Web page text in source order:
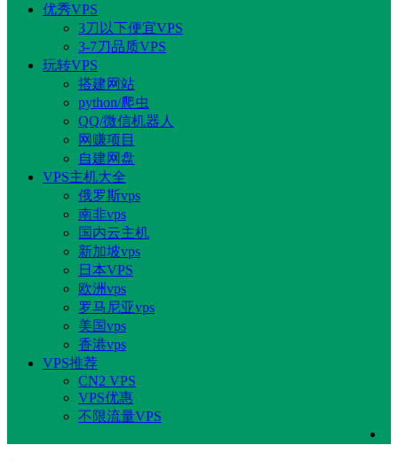
优秀VPS
3刀以下便宜VPS
3-7刀品质VPS
玩转VPS
搭建网站
python/爬虫
QQ/微信机器人
网赚项目
自建网盘
VPS主机大全
俄罗斯vps
南非vps
国内云主机
新加坡vps
日本VPS
欧洲vps
罗马尼亚vps
美国vps
香港vps
VPS推荐
CN2 VPS
VPS优惠
不限流量VPS